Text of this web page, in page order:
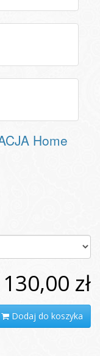
Home
130,00 zł
Dodaj do koszyka